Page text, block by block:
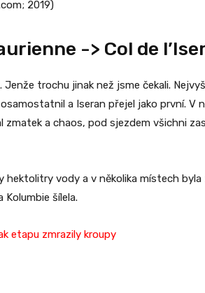
2019)
-> Col de
trochu jinak než jsme čekali.
a Iseran přejel jako první. V
zmatek a chaos, pod sjezdem všichni
hektolitry vody a v několika místech
šílela.
etapu zmrazily kroupy